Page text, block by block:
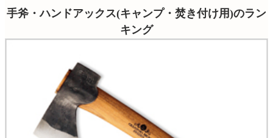
手斧・ハンドアックス(キャンプ・焚き付け用)のラン
キング